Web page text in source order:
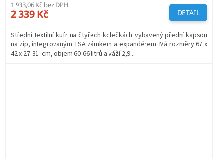
1 933,06 Kč bez DPH
2 339 Kč DETAIL
Střední textilní kufr na čtyřech kolečkách vybavený přední kapsou
na zip, integrovaným TSA zámkem a expandérem. Má rozměry 67 x
42 x 27-31 cm, objem 60-66 litrů a váží 2,9...